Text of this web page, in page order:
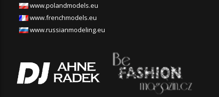
www.polandmodels.eu
www.frenchmodels.eu
www.russianmodeling.eu